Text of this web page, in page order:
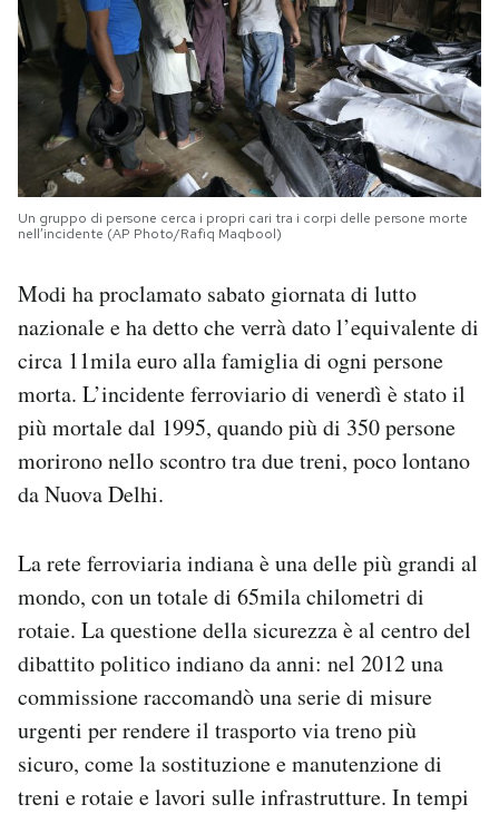
Un gruppo di persone cerca i propri cari tra i corpi delle persone morte
nell’incidente (AP Photo/Rafiq Maqbool)
Modi ha proclamato sabato giornata di lutto
nazionale e ha detto che verrà dato l’equivalente di
circa 11mila euro alla famiglia di ogni persone
morta. L’incidente ferroviario di venerdì è stato il
più mortale dal 1995, quando più di 350 persone
morirono nello scontro tra due treni, poco lontano
da Nuova Delhi.
La rete ferroviaria indiana è una delle più grandi al
mondo, con un totale di 65mila chilometri di
rotaie. La questione della sicurezza è al centro del
dibattito politico indiano da anni: nel 2012 una
commissione raccomandò una serie di misure
urgenti per rendere il trasporto via treno più
sicuro, come la sostituzione e manutenzione di
treni e rotaie e lavori sulle infrastrutture. In tempi